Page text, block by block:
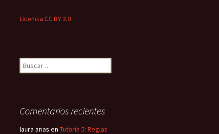
Licencia CC BY 3.0
Buscar:
Comentarios recientes
laura arias en Tutoría 5: Reglas